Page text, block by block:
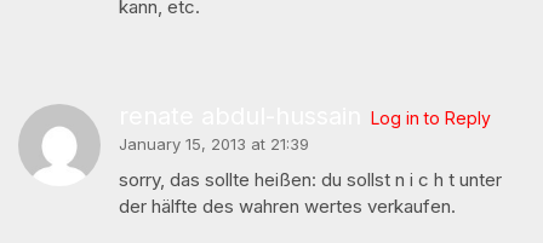
kann, etc.
Log in to Reply
January 15, 2013 at 21:39
sorry, das sollte heißen: du sollst n i c h t unter
der hälfte des wahren wertes verkaufen.